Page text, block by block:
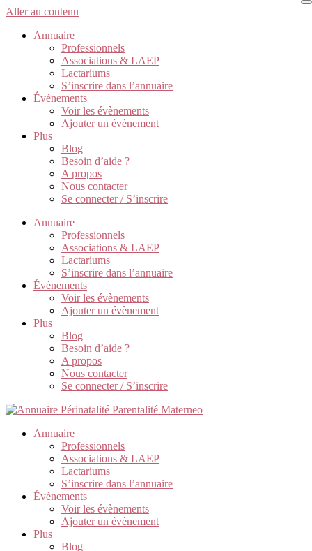
Aller au contenu
Annuaire
Professionnels
Associations & LAEP
Lactariums
S’inscrire dans l’annuaire
Évènements
Voir les évènements
Ajouter un évènement
Plus
Blog
Besoin d’aide ?
A propos
Nous contacter
Se connecter / S’inscrire
Annuaire
Professionnels
Associations & LAEP
Lactariums
S’inscrire dans l’annuaire
Évènements
Voir les évènements
Ajouter un évènement
Plus
Blog
Besoin d’aide ?
A propos
Nous contacter
Se connecter / S’inscrire
Annuaire
Professionnels
Associations & LAEP
Lactariums
S’inscrire dans l’annuaire
Évènements
Voir les évènements
Ajouter un évènement
Plus
Blog